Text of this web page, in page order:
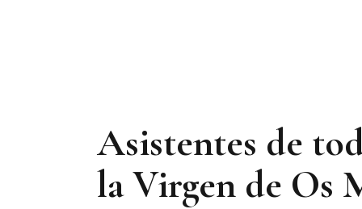
Asistentes de
la Virgen de Os